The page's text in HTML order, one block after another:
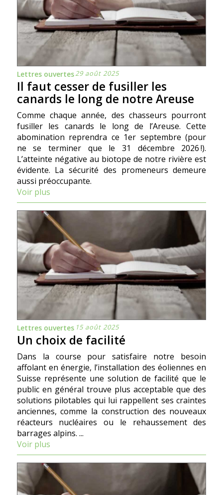
Lettres ouvertes29 août 2025
Il faut cesser de fusiller les
canards le long de notre Areuse
Comme chaque année, des chasseurs pourront
fusiller les canards le long de l’Areuse. Cette
abomination reprendra ce 1er septembre (pour
ne se terminer que le 31 décembre 2026 !).
L’atteinte négative au biotope de notre rivière est
évidente. La sécurité des promeneurs demeure
aussi préoccupante.
Voir plus
Lettres ouvertes 15 août 2025
Un choix de facilité
Dans la course pour satisfaire notre besoin
affolant en énergie, l’installation des éoliennes en
Suisse représente une solution de facilité que le
public en général trouve plus acceptable que des
solutions pilotables qui lui rappellent ses craintes
anciennes, comme la construction des nouveaux
réacteurs nucléaires ou le rehaussement des
barrages alpins. ...
Voir plus